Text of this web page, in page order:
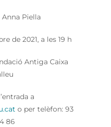
Piella
de 2021, a les 19 h
Antiga Caixa
a
o per telèfon: 93
86